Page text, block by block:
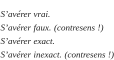
S’avérer vrai.
S’avérer faux. (contresens !)
S’avérer exact.
S’avérer inexact. (contresens !)